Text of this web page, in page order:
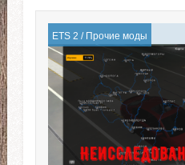
ETS 2 / Прочие моды